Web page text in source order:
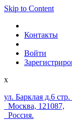
Skip to Content
Контакты
Войти
x
ул. Барклая д.6
Москва, 121087,
Россия.